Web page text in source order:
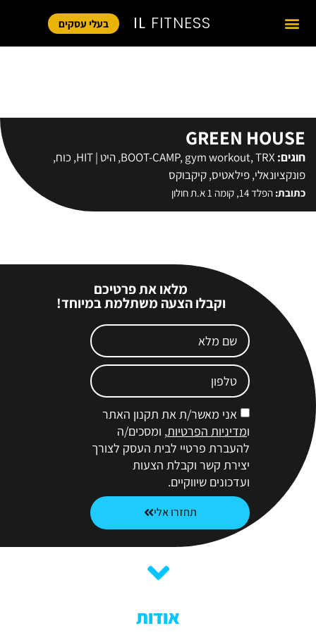
IL FITNESS בעלי עסקים
GREEN HOUSE
חוגים: BOOT-CAMP,gym workout,TRX
,היט | HIT , כוח,
פונקציונאלי,פילאטיס,קיקבוקס
כתובת: הפלד 14, קומה 1 א.ת חולון
מלאו את פרטיכם
וקבלו הצעה משתלמת במיוחד!
אני מאשר/ת את תקנון האתר
ומדיניות הפרטיות, ומסכים/ה
להעברת פרטיי לבית העסק לצורך
יצירת קשר וקבלת הצעות
ועדכונים שיווקיים.
תחזרו אלי
אודות